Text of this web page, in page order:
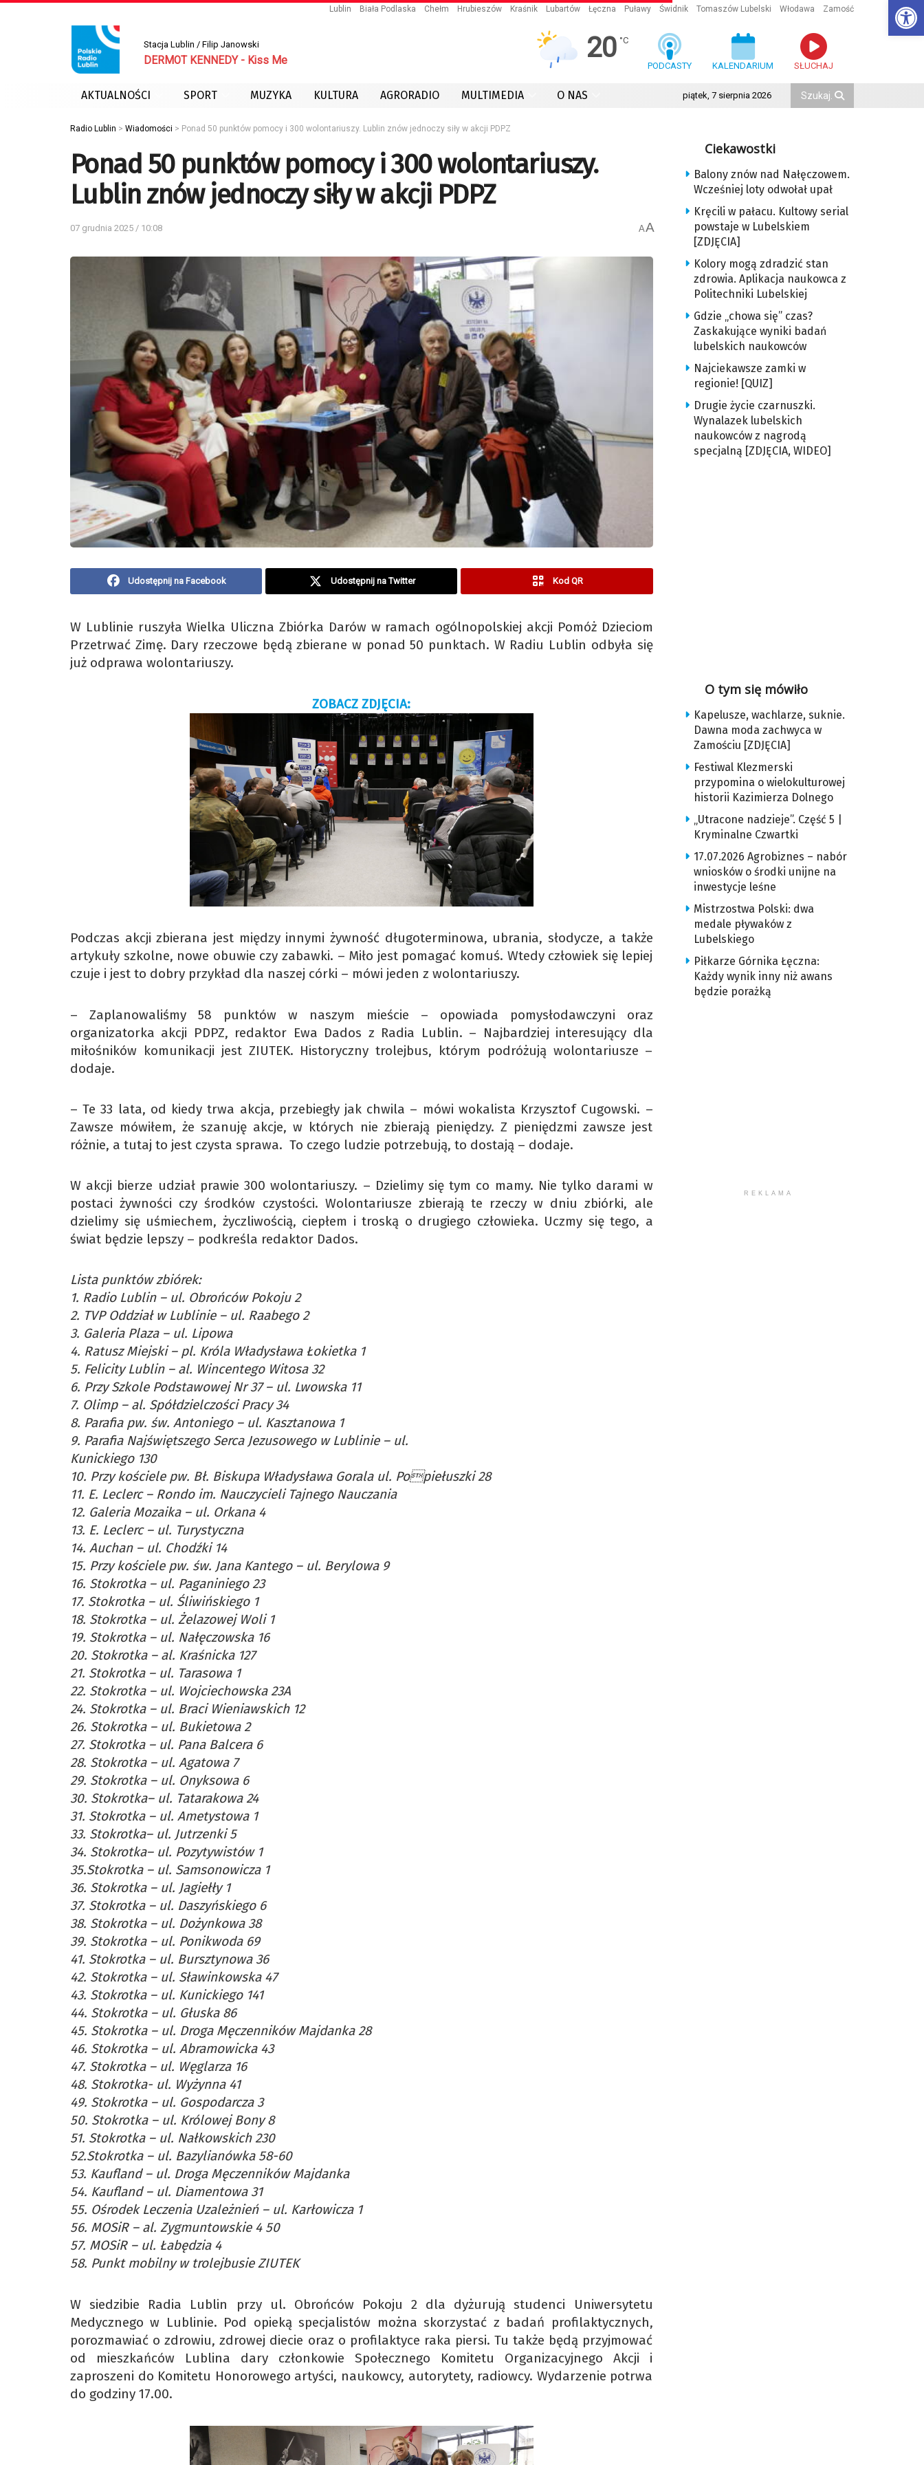
Lublin Biała Podlaska Chełm Hrubieszów Kraśnik Lubartów Łęczna Puławy Świdnik Tomaszów Lubelski Włodawa Zamość
Stacja Lublin / Filip Janowski
DERMOT KENNEDY - Kiss Me 20 °C
PODCASTY KALENDARIUM SŁUCHAJ
AKTUALNOŚCI SPORT MUZYKA KULTURA AGRORADIO MULTIMEDIA O NAS piątek, 7 sierpnia 2026
Radio Lublin > Wiadomości > Ponad 50 punktów pomocy i 300 wolontariuszy. Lublin znów jednoczy siły w akcji PDPZ
Ponad 50 punktów pomocy i 300 wolontariuszy.
Lublin znów jednoczy siły w akcji PDPZ
07 grudnia 2025 / 10:08 AA
Udostępnij na Facebook Udostępnij na Twitter Kod QR
W Lublinie ruszyła Wielka Uliczna Zbiórka Darów w ramach ogólnopolskiej akcji Pomóż Dzieciom
Przetrwać Zimę. Dary rzeczowe będą zbierane w ponad 50 punktach. W Radiu Lublin odbyła się
już odprawa wolontariuszy.
ZOBACZ ZDJĘCIA:
Podczas akcji zbierana jest między innymi żywność długoterminowa, ubrania, słodycze, a także
artykuły szkolne, nowe obuwie czy zabawki. – Miło jest pomagać komuś. Wtedy człowiek się lepiej
czuje i jest to dobry przykład dla naszej córki – mówi jeden z wolontariuszy.
– Zaplanowaliśmy 58 punktów w naszym mieście – opowiada pomysłodawczyni oraz
organizatorka akcji PDPZ, redaktor Ewa Dados z Radia Lublin. – Najbardziej interesujący dla
miłośników komunikacji jest ZIUTEK. Historyczny trolejbus, którym podróżują wolontariusze –
dodaje.
– Te 33 lata, od kiedy trwa akcja, przebiegły jak chwila – mówi wokalista Krzysztof Cugowski. –
Zawsze mówiłem, że szanuję akcje, w których nie zbierają pieniędzy. Z pieniędzmi zawsze jest
różnie, a tutaj to jest czysta sprawa. To czego ludzie potrzebują, to dostają – dodaje.
W akcji bierze udział prawie 300 wolontariuszy. – Dzielimy się tym co mamy. Nie tylko darami w
postaci żywności czy środków czystości. Wolontariusze zbierają te rzeczy w dniu zbiórki, ale
dzielimy się uśmiechem, życzliwością, ciepłem i troską o drugiego człowieka. Uczmy się tego, a
świat będzie lepszy – podkreśla redaktor Dados.
Lista punktów zbiórek:
1. Radio Lublin – ul. Obrońców Pokoju 2
2. TVP Oddział w Lublinie – ul. Raabego 2
3. Galeria Plaza – ul. Lipowa
4. Ratusz Miejski – pl. Króla Władysława Łokietka 1
5. Felicity Lublin – al. Wincentego Witosa 32
6. Przy Szkole Podstawowej Nr 37 – ul. Lwowska 11
7. Olimp – al. Spółdzielczości Pracy 34
8. Parafia pw. św. Antoniego – ul. Kasztanowa 1
9. Parafia Najświętszego Serca Jezusowego w Lublinie – ul.
Kunickiego 130
10. Przy kościele pw. Bł. Biskupa Władysława Gorala ul. Popiełuszki 28
11. E. Leclerc – Rondo im. Nauczycieli Tajnego Nauczania
12. Galeria Mozaika – ul. Orkana 4
13. E. Leclerc – ul. Turystyczna
14. Auchan – ul. Chodźki 14
15. Przy kościele pw. św. Jana Kantego – ul. Berylowa 9
16. Stokrotka – ul. Paganiniego 23
17. Stokrotka – ul. Śliwińskiego 1
18. Stokrotka – ul. Żelazowej Woli 1
19. Stokrotka – ul. Nałęczowska 16
20. Stokrotka – al. Kraśnicka 127
21. Stokrotka – ul. Tarasowa 1
22. Stokrotka – ul. Wojciechowska 23A
24. Stokrotka – ul. Braci Wieniawskich 12
26. Stokrotka – ul. Bukietowa 2
27. Stokrotka – ul. Pana Balcera 6
28. Stokrotka – ul. Agatowa 7
29. Stokrotka – ul. Onyksowa 6
30. Stokrotka– ul. Tatarakowa 24
31. Stokrotka – ul. Ametystowa 1
33. Stokrotka– ul. Jutrzenki 5
34. Stokrotka– ul. Pozytywistów 1
35.Stokrotka – ul. Samsonowicza 1
36. Stokrotka – ul. Jagiełły 1
37. Stokrotka – ul. Daszyńskiego 6
38. Stokrotka – ul. Dożynkowa 38
39. Stokrotka – ul. Ponikwoda 69
41. Stokrotka – ul. Bursztynowa 36
42. Stokrotka – ul. Sławinkowska 47
43. Stokrotka – ul. Kunickiego 141
44. Stokrotka – ul. Głuska 86
45. Stokrotka – ul. Droga Męczenników Majdanka 28
46. Stokrotka – ul. Abramowicka 43
47. Stokrotka – ul. Węglarza 16
48. Stokrotka- ul. Wyżynna 41
49. Stokrotka – ul. Gospodarcza 3
50. Stokrotka – ul. Królowej Bony 8
51. Stokrotka – ul. Nałkowskich 230
52.Stokrotka – ul. Bazylianówka 58-60
53. Kaufland – ul. Droga Męczenników Majdanka
54. Kaufland – ul. Diamentowa 31
55. Ośrodek Leczenia Uzależnień – ul. Karłowicza 1
56. MOSiR – al. Zygmuntowskie 4 50
57. MOSiR – ul. Łabędzia 4
58. Punkt mobilny w trolejbusie ZIUTEK
W siedzibie Radia Lublin przy ul. Obrońców Pokoju 2 dla dyżurują studenci Uniwersytetu
Medycznego w Lublinie. Pod opieką specjalistów można skorzystać z badań profilaktycznych,
porozmawiać o zdrowiu, zdrowej diecie oraz o profilaktyce raka piersi. Tu także będą przyjmować
od mieszkańców Lublina dary członkowie Społecznego Komitetu Organizacyjnego Akcji i
zaproszeni do Komitetu Honorowego artyści, naukowcy, autorytety, radiowcy. Wydarzenie potrwa
do godziny 17.00.
Ciekawostki
Balony znów nad Nałęczowem.
Wcześniej loty odwołał upał
Kręcili w pałacu. Kultowy serial
powstaje w Lubelskiem
[ZDJĘCIA]
Kolory mogą zdradzić stan
zdrowia. Aplikacja naukowca z
Politechniki Lubelskiej
Gdzie „chowa się” czas?
Zaskakujące wyniki badań
lubelskich naukowców
Najciekawsze zamki w
regionie! [QUIZ]
Drugie życie czarnuszki.
Wynalazek lubelskich
naukowców z nagrodą
specjalną [ZDJĘCIA, WIDEO]
O tym się mówiło
Kapelusze, wachlarze, suknie.
Dawna moda zachwyca w
Zamościu [ZDJĘCIA]
Festiwal Klezmerski
przypomina o wielokulturowej
historii Kazimierza Dolnego
„Utracone nadzieje”. Część 5 |
Kryminalne Czwartki
17.07.2026 Agrobiznes – nabór
wniosków o środki unijne na
inwestycje leśne
Mistrzostwa Polski: dwa
medale pływaków z
Lubelskiego
Piłkarze Górnika Łęczna:
Każdy wynik inny niż awans
będzie porażką
REKLAMA